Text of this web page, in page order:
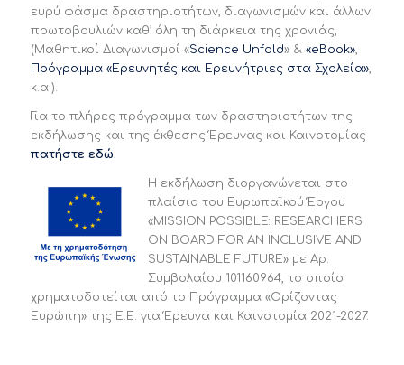
ευρύ φάσμα δραστηριοτήτων, διαγωνισμών και άλλων
πρωτοβουλιών καθ’ όλη τη διάρκεια της χρονιάς,
(Μαθητικοί Διαγωνισμοί «Science Unfold» & «eBook»,
Πρόγραμμα «Ερευνητές και Ερευνήτριες στα Σχολεία»,
κ.α.).
Για το πλήρες πρόγραμμα των δραστηριοτήτων της
εκδήλωσης και της έκθεσης Έρευνας και Καινοτομίας
πατήστε εδώ.
Η εκδήλωση διοργανώνεται στο
πλαίσιο του Ευρωπαϊκού Έργου
«MISSION POSSIBLE: RESEARCHERS
ON BOARD FOR AN INCLUSIVE AND
SUSTAINABLE FUTURE» με Αρ.
Συμβολαίου 101160964, το οποίο
χρηματοδοτείται από το Πρόγραμμα «Ορίζοντας
Ευρώπη» της Ε.Ε. για Έρευνα και Καινοτομία 2021-2027.